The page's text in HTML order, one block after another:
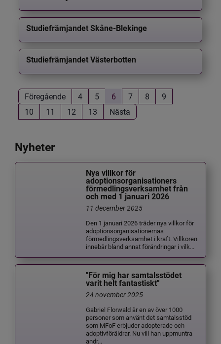
Studiefrämjandet Skåne-Blekinge
Studiefrämjandet Västerbotten
Föregående 4 5 6 7 8
9
10
11 12 13 Nästa
Nyheter
Nya villkor för
adoptionsorganisationers
förmedlingsverksamhet från
och med 1 januari 2026
11 december 2025
Den 1 januari 2026 träder nya villkor för
adoptionsorganisationernas
förmedlingsverksamhet i kraft. Villkoren
innebär bland annat förändringar i vilk...
"För mig har samtalsstödet
varit helt fantastiskt"
24 november 2025
Gabriel Florwald är en av över 1000
personer som använt det samtalsstöd
som MFoF erbjuder adopterade och
adoptivföräldrar. Nu vill han uppmuntra
andr...